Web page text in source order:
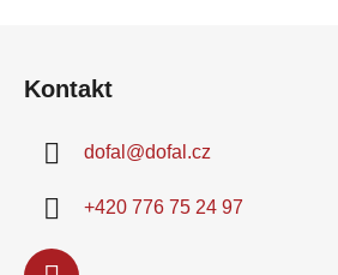
Kontakt
dofal @dofal.cz
+420 776 75 24 97